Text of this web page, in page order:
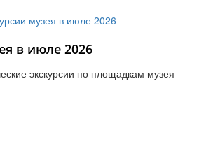
в июле 2026
экскурсии по площадкам музея